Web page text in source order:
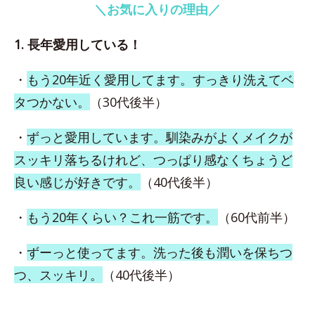
＼お気に入りの理由／
1. 長年愛用している！
・ もう20年近く愛用してます。すっきり洗えてベ
タつかない。
（30代後半）
・ ずっと愛用しています。馴染みがよくメイクが
スッキリ落ちるけれど、つっぱり感なくちょうど
良い感じが好きです。
（40代後半）
・ もう20年くらい？これ一筋です。 （60代前半）
・ ずーっと使ってます。洗った後も潤いを保ちつ
つ、スッキリ。
（40代後半）